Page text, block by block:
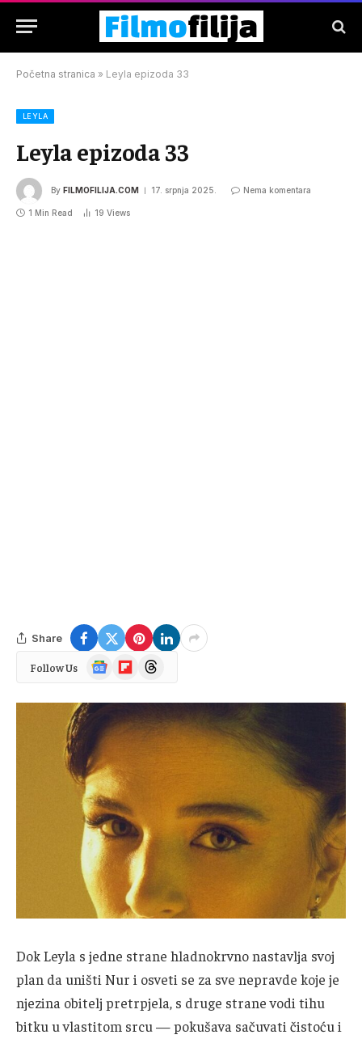
Početna stranica » Leyla epizoda 33
LEYLA
Leyla epizoda 33
By FILMOFILIJA.COM 17. srpnja 2025. Nema komentara
1 Min Read 19 Views
Share
Follow Us
Google
News
FlipboardThreads
Dok Leyla s jedne strane hladnokrvno nastavlja svoj
plan da uništi Nur i osveti se za sve nepravde koje je
njezina obitelj pretrpjela, s druge strane vodi tihu
bitku u vlastitom srcu — pokušava sačuvati čistoću i